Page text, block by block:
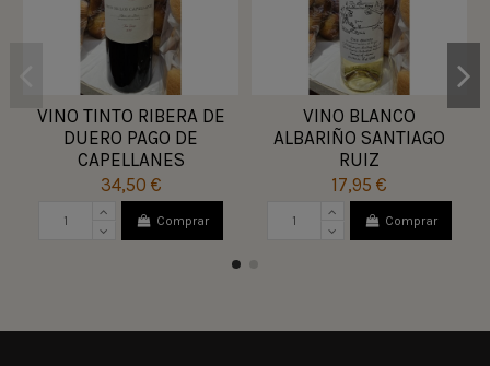
VINO TINTO RIBERA DE
DUERO PAGO DE
CAPELLANES
34,50 €
Comprar
VINO BLANCO
ALBARIÑO SANTIAGO
RUIZ
17,95 €
Comprar